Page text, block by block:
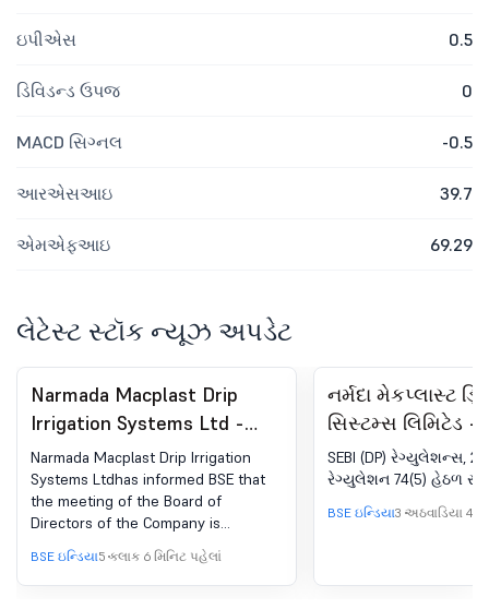
ઇપીએસ 0.5
ડિવિડન્ડ ઉપજ 0
MACD સિગ્નલ -0.5
આરએસઆઇ 39.7
એમએફઆઇ 69.29
લેટેસ્ટ સ્ટૉક ન્યૂઝ અપડેટ
Narmada Macplast Drip
Irrigation Systems Ltd -
517431 - Board Meeting
Intimation for To Consider
And Approve The Unaudited
Financial Results For The
Quarter Ending June 30,
2026, And Any Other
Narmada Macplast Drip Irrigation
Systems Ltdhas informed BSE that
the meeting of the Board of
Directors of the Company is
scheduled on 14/08/2026 ,inter alia,
to consider and approve 1. To
consider and approve the Unaudited
BSE ઇન્ડિયા5 કલાક 6 મિનિટ પહેલાં
નર્મદા મેકપ્લાસ્ટ
સિસ્ટમ્સ લિમિટેડ -
રજિસ્ટ્રેશન હેઠળ
કમ્પ્લાયન્સ-
(DP) રેગ્યુલેશન્સ,
SEBI (DP) રેગ્યુલેશન્સ,
રેગ્યુલેશન 74(5) હેઠળ
BSE ઇન્ડિયા3 અઠવાડિયા 4